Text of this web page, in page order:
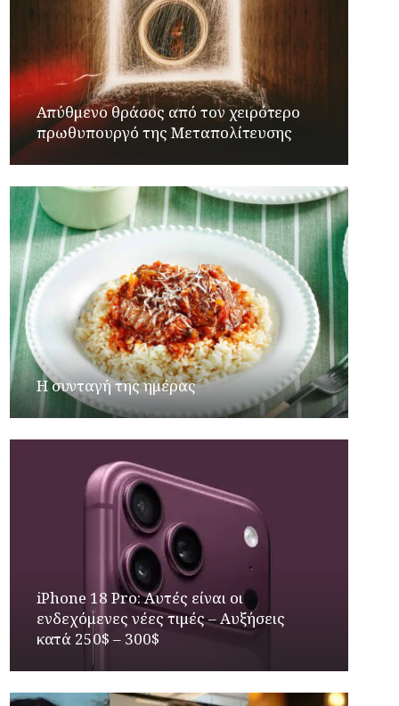
Απύθμενο θράσος από τον χειρότερο
πρωθυπουργό της Μεταπολίτευσης
Η συνταγή της ημέρας
iPhone 18 Pro: Αυτές είναι οι
ενδεχόμενες νέες τιμές – Αυξήσεις
κατά 250$ – 300$